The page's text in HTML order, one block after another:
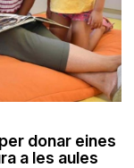
donar eines
a les aules